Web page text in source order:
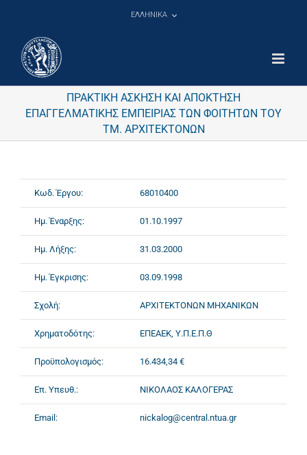
ΕΛΛΗΝΙΚΑ
ΠΡΑΚΤΙΚΗ ΑΣΚΗΣΗ ΚΑΙ ΑΠΟΚΤΗΣΗ
ΕΠΑΓΓΕΛΜΑΤΙΚΗΣ ΕΜΠΕΙΡΙΑΣ ΤΩΝ ΦΟΙΤΗΤΩΝ ΤΟΥ
ΤΜ. ΑΡΧΙΤΕΚΤΟΝΩΝ
Κωδ. Έργου: 68010400
Ημ. Έναρξης: 01.10.1997
Ημ. Λήξης: 31.03.2000
Ημ. Έγκρισης: 03.09.1998
Σχολή: ΑΡΧΙΤΕΚΤΟΝΩΝ ΜΗΧΑΝΙΚΩΝ
Χρηματοδότης: ΕΠΕΑΕΚ, Υ.Π.Ε.Π.Θ
Προϋπολογισμός: 16.434,34 €
Επ. Υπευθ.: ΝΙΚΟΛΑΟΣ ΚΑΛΟΓΕΡΑΣ
Email: nickalog@central.ntua.gr